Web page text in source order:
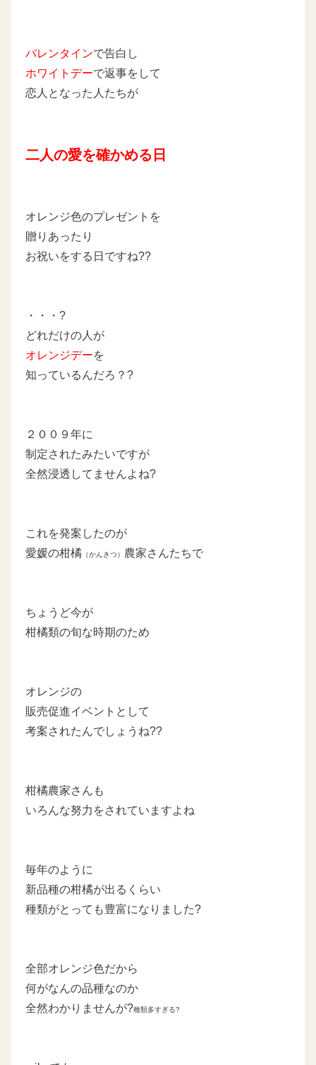
バレンタインで告白し
ホワイトデーで返事をして
恋人となった人たちが
二人の愛を確かめる日
オレンジ色のプレゼントを
贈りあったり
お祝いをする日ですね??
・・・?
どれだけの人が
オレンジデーを
知っているんだろ？?
２００９年に
制定されたみたいですが
全然浸透してませんよね?
これを発案したのが
愛媛の柑橘 （かんきつ） 農家さんたちで
ちょうど今が
柑橘類の旬な時期のため
オレンジの
販売促進イベントとして
考案されたんでしょうね??
柑橘農家さんも
いろんな努力をされていますよね
毎年のように
新品種の柑橘が出るくらい
種類がとっても豊富になりました?
全部オレンジ色だから
何がなんの品種なのか
全然わかりませんが?種類多すぎる?